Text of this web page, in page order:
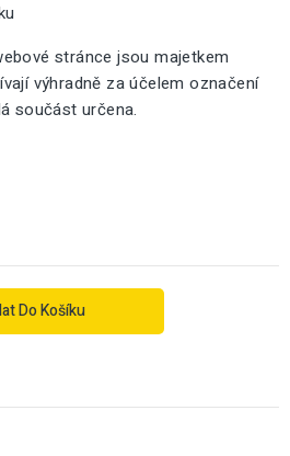
stránce jsou majetkem
výhradně za účelem označení
součást určena.
Do Košíku